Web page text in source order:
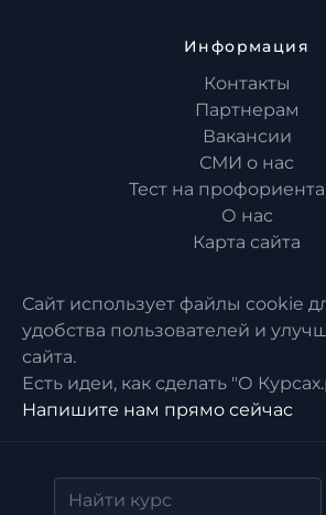
Информация
Контакты
Партнерам
Вакансии
СМИ о нас
Тест на
О нас
Карта сайта
Сайт использует файлы cookie
удобства пользователей и
сайта.
Есть идеи, как сделать "О
Напишите нам прямо сейчас